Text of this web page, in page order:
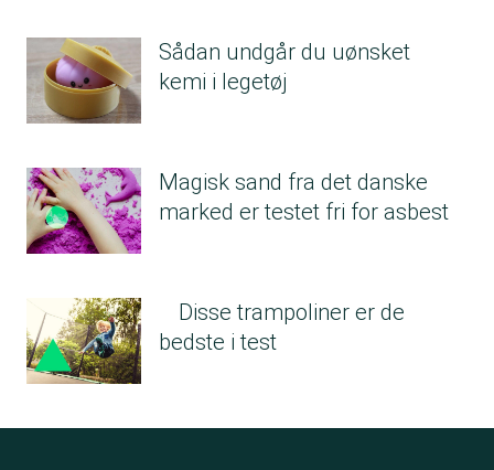
“(Det) ... beror på en fejl, som selvfølgelig
aldrig må ske. Vi tager problemet meget
alvorligt og har naturligvis straks henvendt os
forklarer videre, at Jem & Fix’ leverandører er
forpligtede til at sikre, at grænseværdierne
for ftalater overholdes. Fundet af ftalaterne
giver derfor anledning til selvransagelse.
gennemgå vores nuværende interne
procedurer.”
Jem & Fix har efter henvendelsen fra
Sådan undgår du uønsket
kemi i legetøj
Magisk sand fra det danske
marked er testet fri for asbest
Disse trampoliner er de
bedste i test